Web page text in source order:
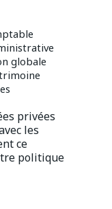
globale
privées
les
ce
politique